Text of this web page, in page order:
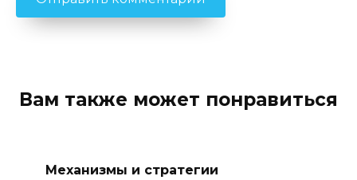
Вам также может понравиться
Механизмы и стратегии